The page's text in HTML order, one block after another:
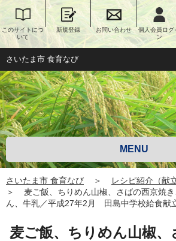
このサイトにつ
いて
新規登録 お問い合わせ
個人会員ログ
ン
さいたま市 食育なび
MENU
さいたま市 食育なび ＞ レシピ紹介（献立
＞
麦ご飯、ちりめん山椒、さばの西京焼
ん、牛乳／平成27年2月 田島中学校給食献
麦ご飯、ちりめん山椒、